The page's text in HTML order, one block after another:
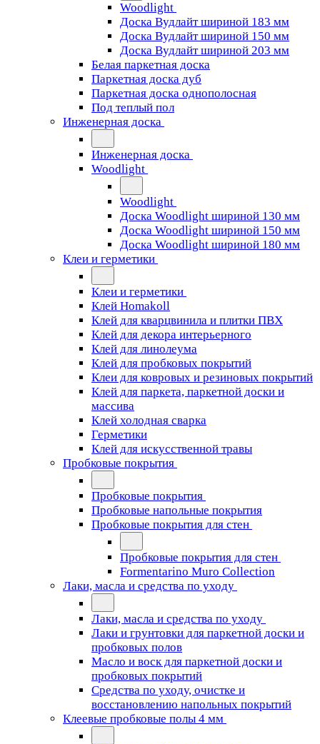
Woodlight
Доска Вудлайт шириной 183 мм
Доска Вудлайт шириной 150 мм
Доска Вудлайт шириной 203 мм
Белая паркетная доска
Паркетная доска дуб
Паркетная доска однополосная
Под теплый пол
Инженерная доска
Инженерная доска
Woodlight
Woodlight
Доска Woodlight шириной 130 мм
Доска Woodlight шириной 150 мм
Доска Woodlight шириной 180 мм
Клеи и герметики
Клеи и герметики
Клей Homakoll
Клей для кварцвинила и плитки ПВХ
Клей для декора интерьерного
Клей для линолеума
Клей для пробковых покрытий
Клеи для ковровых и резиновых покрытий
Клей для паркета, паркетной доски и
массива
Клей холодная сварка
Герметики
Клей для искусственной травы
Пробковые покрытия
Пробковые покрытия
Пробковые напольные покрытия
Пробковые покрытия для стен
Пробковые покрытия для стен
Formentarino Muro Collection
Лаки, масла и средства по уходу
Лаки, масла и средства по уходу
Лаки и грунтовки для паркетной доски и
пробковых полов
Масло и воск для паркетной доски и
пробковых покрытий
Средства по уходу, очистке и
восстановлению напольных покрытий
Клеевые пробковые полы 4 мм